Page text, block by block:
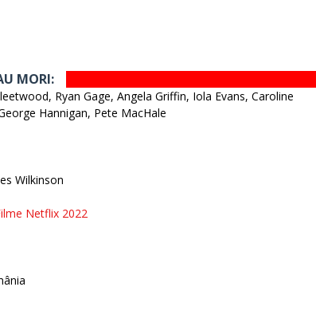
MORI:
Ryan Gage, Angela Griffin, Iola Evans, Caroline
Hannigan, Pete MacHale
Wilkinson
Netflix 2022